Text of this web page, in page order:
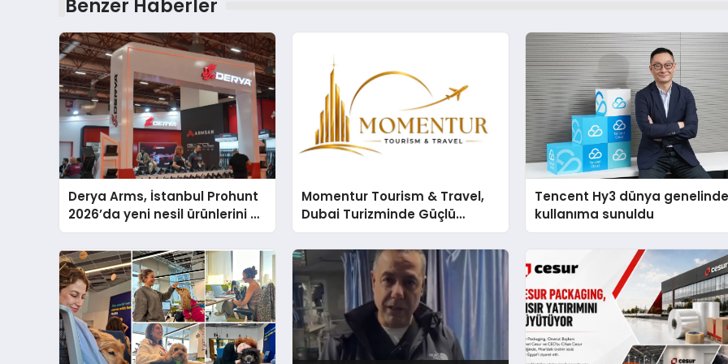
Benzer Haberler
Derya Arms, İstanbul Prohunt
2026’da yeni nesil ürünlerini ve
global marka vizyonunu
sergiledi
Momentur Tourism & Travel,
Dubai Turizminde Güçlü
Operasyon Ağıyla Fark
Yaratıyor
Tencent Hy3 dünya
kullanıma sunuldu